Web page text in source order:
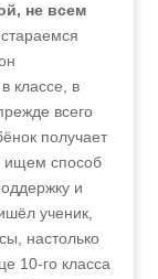
не всем
классе, в
всего
получает
ищем способ
и
ученик,
настолько
10-го класса